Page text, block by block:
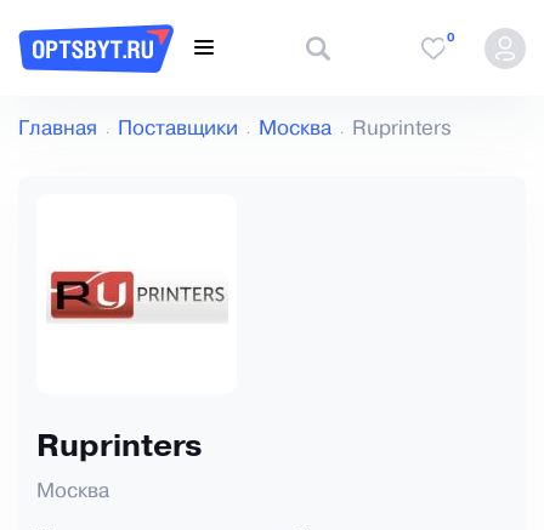
0
Главная Поставщики Москва Ruprinters
Ruprinters
Москва